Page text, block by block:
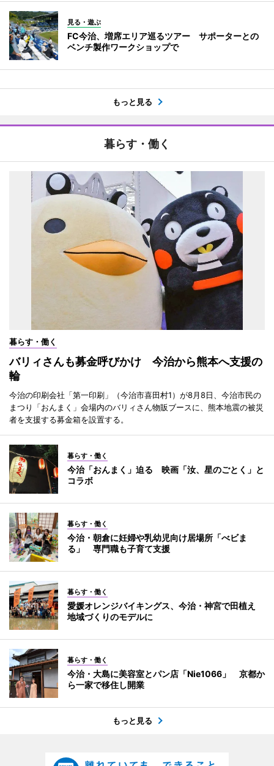
見る・遊ぶ
FC今治、増席エリア巡るツアー サポーターとの
ベンチ製作ワークショップで
もっと見る
暮らす・働く
暮らす・働く
バリィさんも募金呼びかけ 今治から熊本へ支援の
輪
今治の印刷会社「第一印刷」（今治市喜田村1）が8月8日、今治市民の
まつり「おんまく」会場内のバリィさん物販ブースに、熊本地震の被災
者を支援する募金箱を設置する。
暮らす・働く
今治「おんまく」迫る 映画「汝、星のごとく」と
コラボ
暮らす・働く
今治・朝倉に妊婦や乳幼児向け居場所「べビま
る」 専門職も子育て支援
暮らす・働く
愛媛オレンジバイキングス、今治・神宮で田植え
地域づくりのモデルに
暮らす・働く
今治・大島に美容室とパン店「Nie1066」 京都か
ら一家で移住し開業
もっと見る